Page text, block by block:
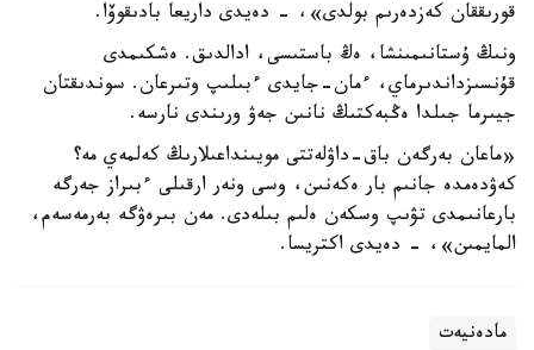
قورىققان كەزدەرىم بولدى»، - دەيدى داريعا بادىقوۆا.
ونىڭ ۇستانىمىنشا، ەڭ باستىسى، ادالدىق. ەشكىمدى
قۇنسىزداندىرماي، ءمان-جايدى ءبىلىپ وتىرعان. سوندىقتان
جيىرما جىلدا ەڭبەكتىڭ نانىن جەۋ ورىندى نارسە.
«ماعان بەرگەن باق-داۋلەتتى مويىنداعىلارىڭ كەلمەي مە؟
كەۋدەمدە جانىم بار ەكەنىن، وسى ونەر ارقىلى ءبىراز جەرگە
بارعانىمدى تۋىپ وسكەن ەلىم بىلەدى. مەن بىرەۋگە بەرمەسەم،
المايمىن»، - دەيدى اكتريسا.
مادەنيەت